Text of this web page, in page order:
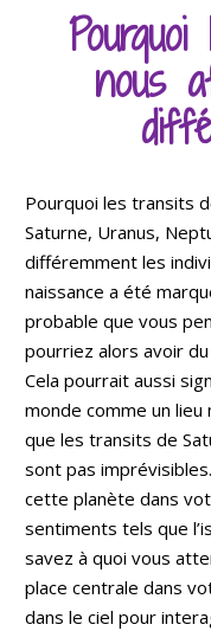
nous
Pourquoi les transits
Saturne, Uranus,
différemment les
naissance a été
probable que vous
pourriez alors avoir
Cela pourrait aussi
monde comme un lieu
que les transits de
sont pas
cette planète dans
sentiments tels que
savez à quoi vous
place centrale dans
dans le ciel pour